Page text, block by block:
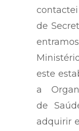
de
este
a
de
adquirir